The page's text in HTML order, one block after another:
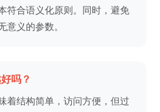
符合语义化原则。同时，避免
意义的参数。
吗？
着结构简单，访问方便，但过